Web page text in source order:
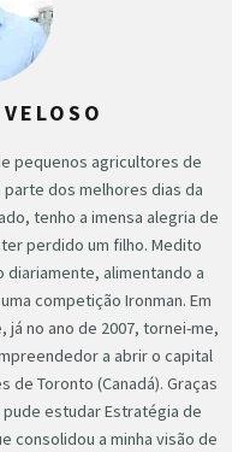
pequenos agricultores de
parte dos melhores dias da
tenho a imensa alegria de
perdido um filho. Medito
alimentando a
competição Ironman. Em
já no ano de 2007, tornei-me,
a abrir o capital
de Toronto (Canadá). Graças
pude estudar Estratégia de
consolidou a minha visão de